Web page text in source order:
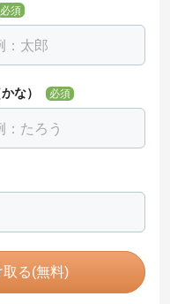
必須
な） 必須
る(無料)